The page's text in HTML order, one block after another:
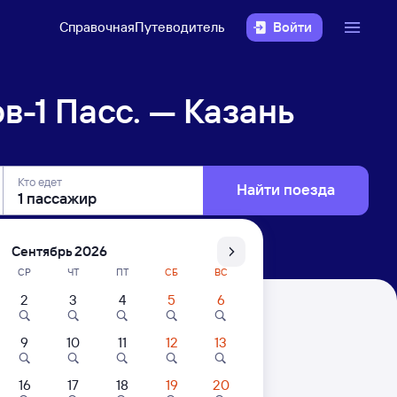
СправочнаяПутеводитель Войти
1 Пасс. — Казань
Кто едет Найти поезда
Цены за 1 пассажира
Сентябрь 2026
СР ЧТ ПТ СБ ВС
2 3 4 5 6
9 10 11 12 13
16 17 18 19 20